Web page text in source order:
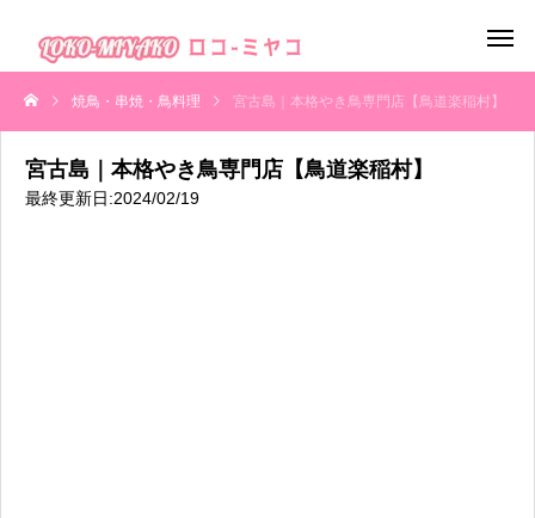
焼鳥・串焼・鳥料理 宮古島｜本格やき鳥専門店【鳥道楽稲村】
宮古島｜本格やき鳥専門店【鳥道楽稲村】
最終更新日:2024/02/19